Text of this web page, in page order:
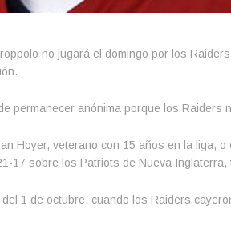
no jugará el domingo por los
permanecer anónima porque los Raiders
Hoyer, veterano con 15 años en la liga, o
17 sobre los Patriots de Nueva
1 de octubre, cuando los Raiders